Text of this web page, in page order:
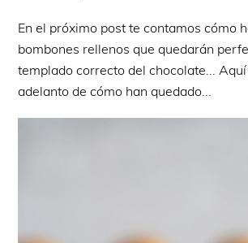
En el próximo post te contamos cómo
bombones rellenos que quedarán
templado correcto del chocolate...
adelanto de cómo han quedado...